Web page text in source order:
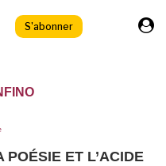
S'abonner
ET L’ACIDE